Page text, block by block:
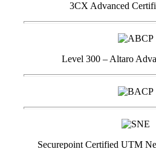
3CX Advanced
Level 300 – Altaro
Securepoint Certified UTM